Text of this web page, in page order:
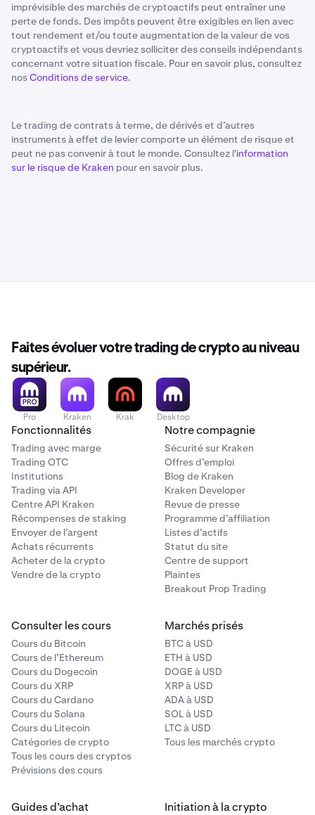
imprévisible des marchés de cryptoactifs peut entraîner une
perte de fonds. Des impôts peuvent être exigibles en lien avec
tout rendement et/ou toute augmentation de la valeur de vos
cryptoactifs et vous devriez solliciter des conseils indépendants
concernant votre situation fiscale. Pour en savoir plus, consultez
nosConditions de service.
Le trading de contrats à terme, de dérivés et d’autres
instruments à effet de levier comporte un élément de risque et
peut ne pas convenir à tout le monde. Consultez l'information
sur le risque de Kraken pour en savoir plus.
Faites évoluer votre trading de crypto au niveau
supérieur.
Pro Kraken Krak Desktop
Fonctionnalités
Trading avec marge
Trading OTC
Institutions
Trading via API
Centre API Kraken
Récompenses de staking
Envoyer de l’argent
Achats récurrents
Acheter de la crypto
Vendre de la crypto
Notre compagnie
Sécurité sur Kraken
Offres d’emploi
Blog de Kraken
Kraken Developer
Revue de presse
Programme d’affiliation
Listes d’actifs
Statut du site
Centre de support
Plaintes
Breakout Prop Trading
Consulter les cours
Cours du Bitcoin
Cours de l’Ethereum
Cours du Dogecoin
Cours du XRP
Cours du Cardano
Cours du Solana
Cours du Litecoin
Catégories de crypto
Tous les cours des cryptos
Prévisions des cours
Marchés prisés
BTC à USD
ETH à USD
DOGE à USD
XRP à USD
ADA à USD
SOL à USD
LTC à USD
Tous les marchés crypto
Guides d’achat Initiation à la crypto